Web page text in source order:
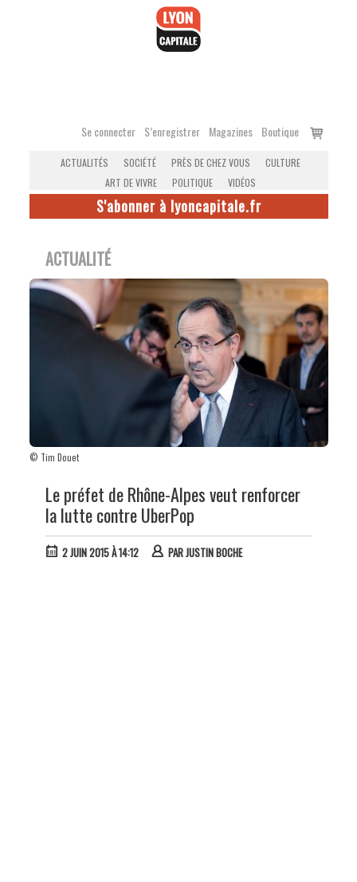
Se connecter S’enregistrer Magazines Boutique
Voir
ACTUALITÉS SOCIÉTÉ PRÈS DE CHEZ VOUS
CULTURE
ART DE VIVRE
POLITIQUE VIDÉOS
S'abonner à lyoncapitale.fr
ACTUALITÉ
© Tim Douet
Le préfet de Rhône-Alpes veut renforcer
la lutte contre UberPop
2 JUIN 2015 À 14:12 PARJUSTIN BOCHE